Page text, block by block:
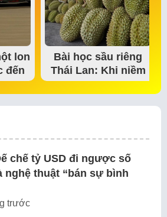
lon
đến
Bài học sầu riêng
Thái Lan: Khi niềm
tin thị trường bắt…
chế tỷ USD đi ngược số
nghệ thuật “bán sự bình
trước